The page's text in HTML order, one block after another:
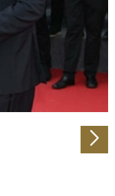
Anzeigen zu
Medien anbieten
zu
zu Ihrer
Partner für
weiter. Unsere
mit
bereitgestellt